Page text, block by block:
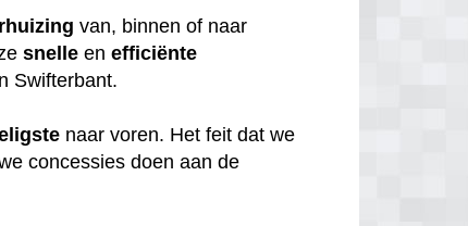
van, binnen of naar
snelle enefficiënte
Swifterbant.
naar voren. Het feit dat we
concessies doen aan de